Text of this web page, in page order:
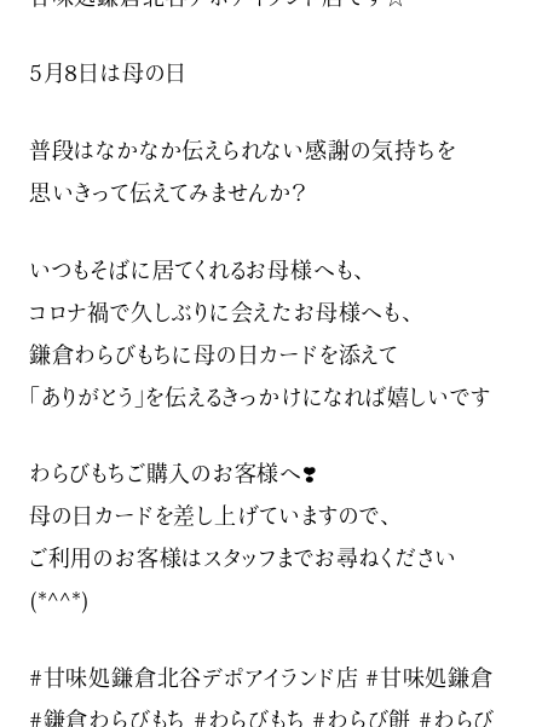
5月8日は母の日
普段はなかなか伝えられない感謝の気持ちを
思いきって伝えてみませんか？️
いつもそばに居てくれるお母様へも、
コロナ禍で久しぶりに会えたお母様へも、
鎌倉わらびもちに母の日カードを添えて
「ありがとう」を伝えるきっかけになれば嬉しいです
わらびもちご購入のお客様へ❣️
母の日カードを差し上げていますので、
ご利用のお客様はスタッフまでお尋ねください
(*^^*)
#甘味処鎌倉北谷デポアイランド店 #甘味処鎌倉
#鎌倉わらびもち #わらびもち #わらび餅 #わらび